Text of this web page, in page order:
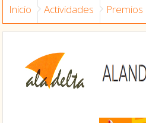
Inicio Actividades Premios
infantiles y juveniles